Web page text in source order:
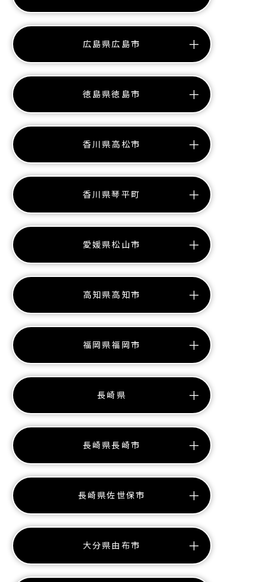
広島県広島市
徳島県徳島市
香川県高松市
香川県琴平町
愛媛県松山市
高知県高知市
福岡県福岡市
長崎県
長崎県長崎市
長崎県佐世保市
大分県由布市